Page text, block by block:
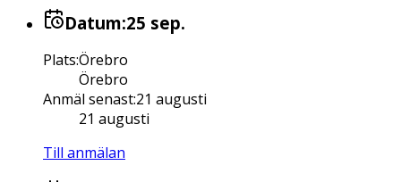
Datum:25 sep.
Plats:Örebro
Örebro
Anmäl senast:21 augusti
21 augusti
Till anmälan